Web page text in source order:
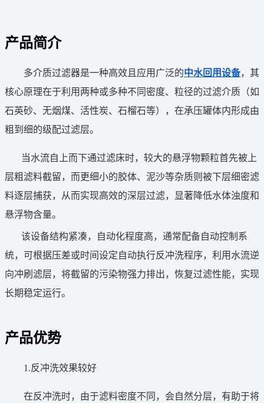
产品简介
多介质过滤器是一种高效且应用广泛的中水回用设备，其
核心原理在于利用两种或多种不同密度、粒径的过滤介质（如
石英砂、无烟煤、活性炭、石榴石等），在承压罐体内形成由
粗到细的级配过滤层。
当水流自上而下通过滤床时，较大的悬浮物颗粒首先被上
层粗滤料截留，而更细小的胶体、泥沙等杂质则被下层细密滤
料逐层捕获，从而实现高效的深层过滤，显著降低水体浊度和
悬浮物含量。
该设备结构紧凑，自动化程度高，通常配备自动控制系
统，可根据压差或时间设定自动执行反冲洗程序，利用水流逆
向冲刷滤层，将截留的污染物强力排出，恢复过滤性能，实现
长期稳定运行。
产品优势
1.反冲洗效果较好
在反冲洗时，由于滤料密度不同，会自然分层，有助于将